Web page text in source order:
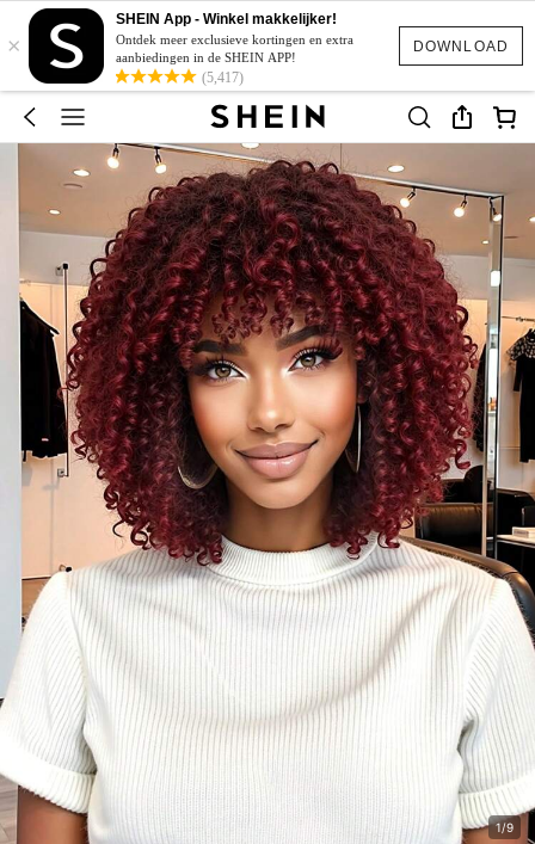
DOWNLOAD
×
SHEIN App - Winkel makkelijker!
Ontdek meer exclusieve kortingen en extra
aanbiedingen in de SHEIN APP!
(5,417)
1/9